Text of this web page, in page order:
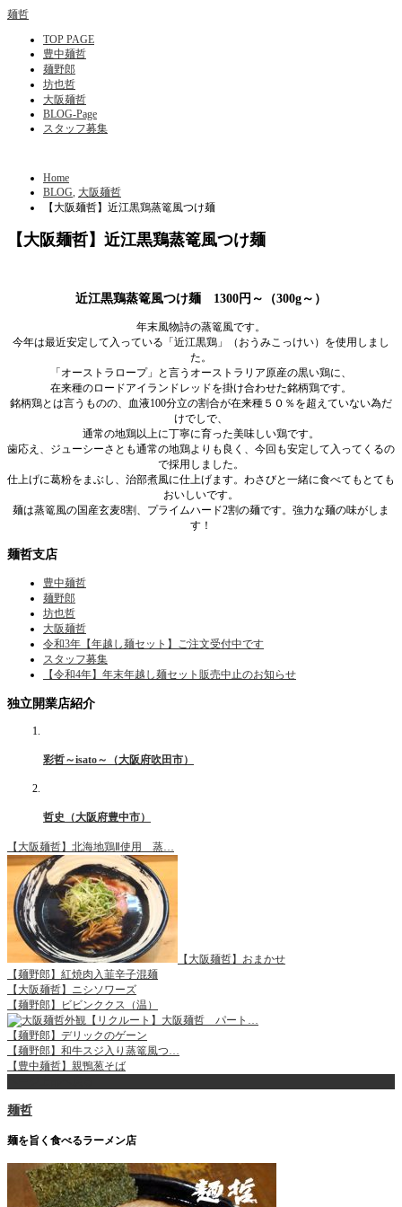
麺哲
TOP PAGE
豊中麺哲
麺野郎
坊也哲
大阪麺哲
BLOG-Page
スタッフ募集
Home
BLOG, 大阪麺哲
【大阪麺哲】近江黒鶏蒸篭風つけ麺
【大阪麺哲】近江黒鶏蒸篭風つけ麺
近江黒鶏蒸篭風つけ麺 1300円～（300g～）
年末風物詩の蒸篭風です。
今年は最近安定して入っている「近江黒鶏」（おうみこっけい）を使用しまし
た。
「オーストラロープ」と言うオーストラリア原産の黒い鶏に、
在来種のロードアイランドレッドを掛け合わせた銘柄鶏です。
銘柄鶏とは言うものの、血液100分立の割合が在来種５０％を超えていない為だ
けでしで、
通常の地鶏以上に丁寧に育った美味しい鶏です。
歯応え、ジューシーさとも通常の地鶏よりも良く、今回も安定して入ってくるの
で採用しました。
仕上げに葛粉をまぶし、治部煮風に仕上げます。わさびと一緒に食べてもとても
おいしいです。
麺は蒸篭風の国産玄麦8割、プライムハード2割の麺です。強力な麺の味がしま
す！
麺哲支店
豊中麺哲
麺野郎
坊也哲
大阪麺哲
令和3年【年越し麺セット】ご注文受付中です
スタッフ募集
【令和4年】年末年越し麺セット販売中止のお知らせ
独立開業店紹介
彩哲～isato～（大阪府吹田市）
哲史（大阪府豊中市）
【大阪麺哲】北海地鶏Ⅱ使用 蒸…
【大阪麺哲】おまかせ
【麺野郎】紅焼肉入韮辛子混麺
【大阪麺哲】ニシソワーズ
【麺野郎】ビビンククス（温）
【リクルート】大阪麺哲 パート…
【麺野郎】デリックのゲーン
【麺野郎】和牛スジ入り蒸篭風つ…
【豊中麺哲】親鴨葱そば
麺哲
麺を旨く食べるラーメン店